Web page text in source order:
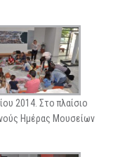
2014. Στο πλαίσιο
Ημέρας Μουσείων